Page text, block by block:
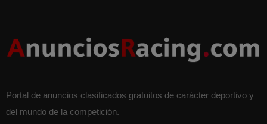
Portal de anuncios clasificados gratuitos de carácter deportivo y
del mundo de la competición.